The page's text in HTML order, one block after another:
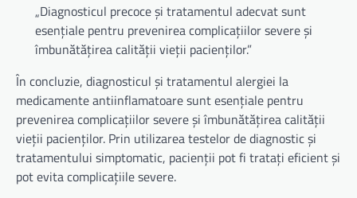
„Diagnosticul precoce și tratamentul adecvat sunt
esențiale pentru prevenirea complicațiilor severe și
îmbunătățirea calității vieții pacienților.”
În concluzie, diagnosticul și tratamentul alergiei la
medicamente antiinflamatoare sunt esențiale pentru
prevenirea complicațiilor severe și îmbunătățirea calității
vieții pacienților. Prin utilizarea testelor de diagnostic și
tratamentului simptomatic, pacienții pot fi tratați eficient și
pot evita complicațiile severe.